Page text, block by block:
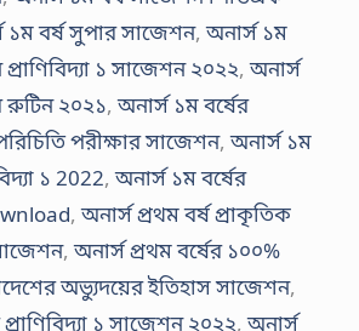
১ম বর্ষ সুপার সাজেশন,অনার্স ১ম
১ সাজেশন ২০২২,অনার্স
রুটিন ২০২১,অনার্স ১ম বর্ষের
পরীক্ষার সাজেশন,অনার্স ১ম
১ 2022,অনার্স ১ম বর্ষের
,অনার্স প্রথম বর্ষ প্রাকৃতিক
,অনার্স প্রথম বর্ষের ১০০%
অভ্যুদয়ের ইতিহাস সাজেশন,
প্রাণিবিদ্যা ১ সাজেশন ২০২২,অনার্স